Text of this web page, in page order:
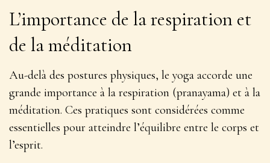
L’importance de la respiration et
de la méditation
Au-delà des postures physiques, le yoga accorde une
grande importance à la respiration (pranayama) et à la
méditation. Ces pratiques sont considérées comme
essentielles pour atteindre l’équilibre entre le corps et
l’esprit.